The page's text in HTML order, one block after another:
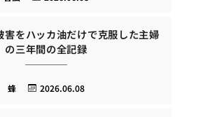
害をハッカ油だけで克服した主婦
の三年間の全記録
2026.06.08
蜂